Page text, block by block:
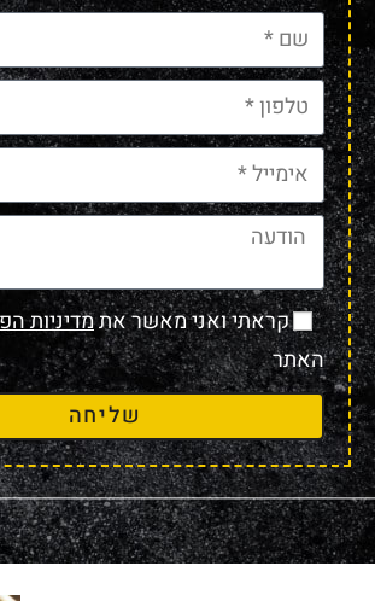
קראתי ואני מאשר אתמדיניות
האתר
שליחה